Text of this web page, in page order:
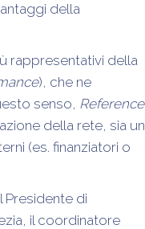
della
rappresentativi della
), che ne
senso, Reference
della rete, sia un
(es. finanziatori o
Presidente di
il coordinatore